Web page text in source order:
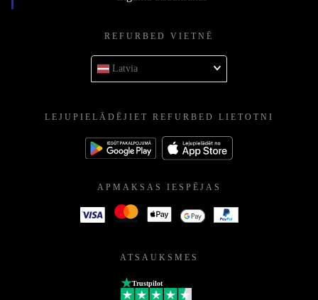
REFURBED VIETNĒ
Latvia
LEJUPIELĀDĒJIET REFURBED LIETOTNI
APMAKSAS IESPĒJAS
ATSAUKSMES
Trustpilot